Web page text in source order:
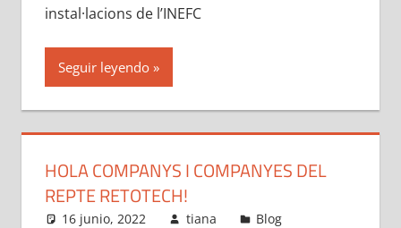
instal·lacions de l’INEFC
Seguir leyendo
HOLA COMPANYS I COMPANYES DEL
REPTE RETOTECH!
16 junio, 2022 tiana
Blog